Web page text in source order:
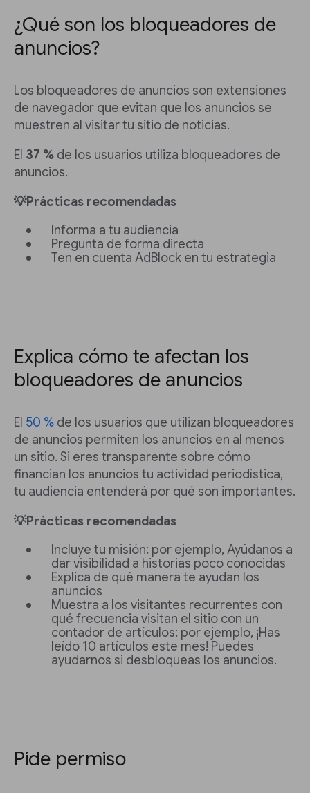
¿Qué son los bloqueadores de
anuncios?
Los bloqueadores de anuncios son extensiones
de navegador que evitan que los anuncios se
muestren al visitar tu sitio de noticias.
El 37 % de los usuarios utiliza bloqueadores de
anuncios.
💡Prácticas recomendadas
Informa a tu audiencia
Pregunta de forma directa
Ten en cuenta AdBlock en tu estrategia
Explica cómo te afectan los
bloqueadores de anuncios
El 50 % de los usuarios que utilizan bloqueadores
de anuncios permiten los anuncios en al menos
un sitio. Si eres transparente sobre cómo
financian los anuncios tu actividad periodística,
tu audiencia entenderá por qué son importantes.
💡Prácticas recomendadas
Incluye tu misión; por ejemplo, Ayúdanos a
dar visibilidad a historias poco conocidas
Explica de qué manera te ayudan los
anuncios
Muestra a los visitantes recurrentes con
qué frecuencia visitan el sitio con un
contador de artículos; por ejemplo, ¡Has
leído 10 artículos este mes! Puedes
ayudarnos si desbloqueas los anuncios.
Pide permiso